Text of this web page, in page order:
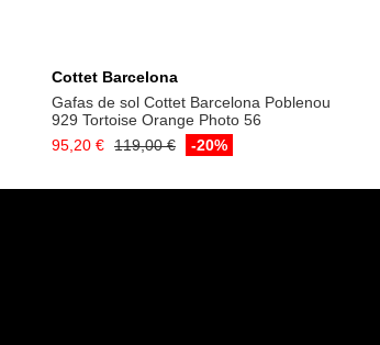
Cottet Barcelona
Gafas de sol Cottet Barcelona Poblenou
929 Tortoise Orange Photo 56
95,20 € 119,00 € -20%